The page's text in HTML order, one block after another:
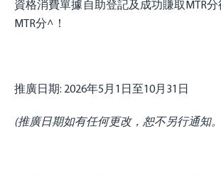
資格消費單據自助登記及成功賺取MTR
MTR分^！
推廣日期: 2026年5月1日至10月31日
(推廣日期如有任何更改，恕不另行通知